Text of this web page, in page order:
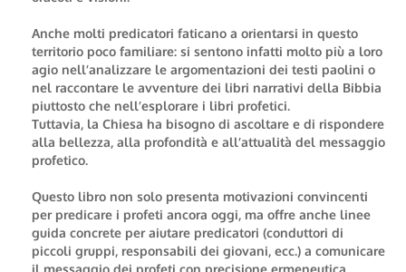
Anche molti predicatori faticano a orientarsi in questo
territorio poco familiare: si sentono infatti molto più a loro
agio nell’analizzare le argomentazioni dei testi paolini o
nel raccontare le avventure dei libri narrativi della Bibbia
piuttosto che nell’esplorare i libri profetici.
Tuttavia, la Chiesa ha bisogno di ascoltare e di rispondere
alla bellezza, alla profondità e all’attualità del messaggio
profetico.
Questo libro non solo presenta motivazioni convincenti
per predicare i profeti ancora oggi, ma offre anche linee
guida concrete per aiutare predicatori (conduttori di
piccoli gruppi, responsabili dei giovani, ecc.) a comunicare
il messaggio dei profeti con precisione ermeneutica,